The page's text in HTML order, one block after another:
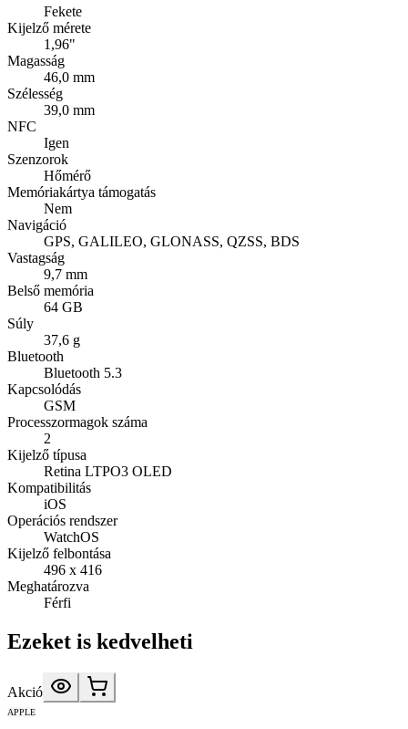
Fekete
Kijelző mérete
1,96"
Magasság
46,0 mm
Szélesség
39,0 mm
NFC
Igen
Szenzorok
Hőmérő
Memóriakártya támogatás
Nem
Navigáció
GPS, GALILEO, GLONASS, QZSS, BDS
Vastagság
9,7 mm
Belső memória
64 GB
Súly
37,6 g
Bluetooth
Bluetooth 5.3
Kapcsolódás
GSM
Processzormagok száma
2
Kijelző típusa
Retina LTPO3 OLED
Kompatibilitás
iOS
Operációs rendszer
WatchOS
Kijelző felbontása
496 x 416
Meghatározva
Férfi
Ezeket is kedvelheti
Akció
APPLE